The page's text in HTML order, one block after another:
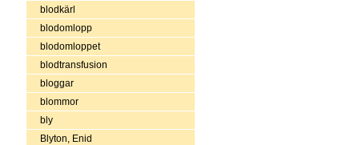
blodkärl
blodomlopp
blodomloppet
blodtransfusion
bloggar
blommor
bly
Blyton, Enid